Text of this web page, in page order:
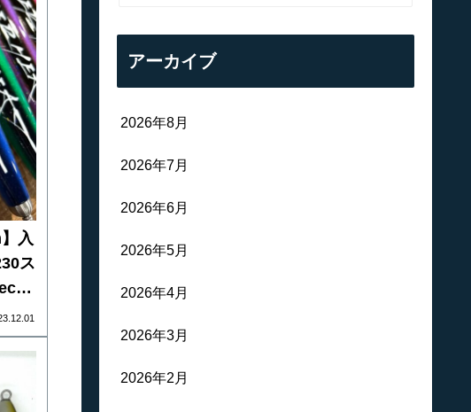
入
ス
ら
販
アーカイブ
2026年8月
2026年7月
2026年6月
2026年5月
2026年4月
2026年3月
2026年2月